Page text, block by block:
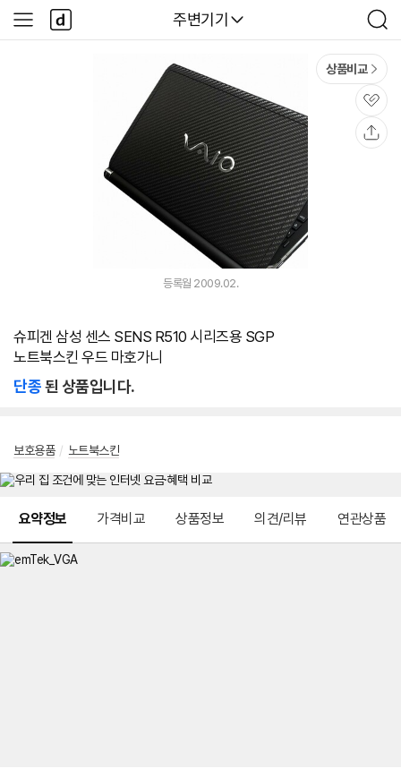
다나와
주변기기
검
색
사
이
다
나
와
상품비교
관
심
등록월 2009.02.
슈피겐 삼성 센스 SENS R510 시리즈용 SGP
노트북스킨 우드 마호가니
단종된 상품입니다.
보호용품 / 노트북스킨
요약정보 가격비교 상품정보 의견/리뷰 연관상품